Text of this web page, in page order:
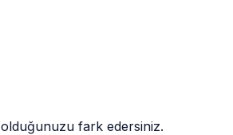
olduğunuzu fark edersiniz.